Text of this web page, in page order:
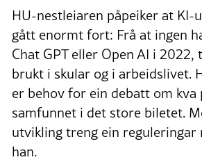
HU-nestleiaren påpeiker at KI-
gått enormt fort: Frå at ingen
Chat GPT eller Open AI i
brukt i skular og i arbeidslivet.
er behov for ein debatt om kva
samfunnet i det store biletet.
utvikling treng ein reguleringar
han.